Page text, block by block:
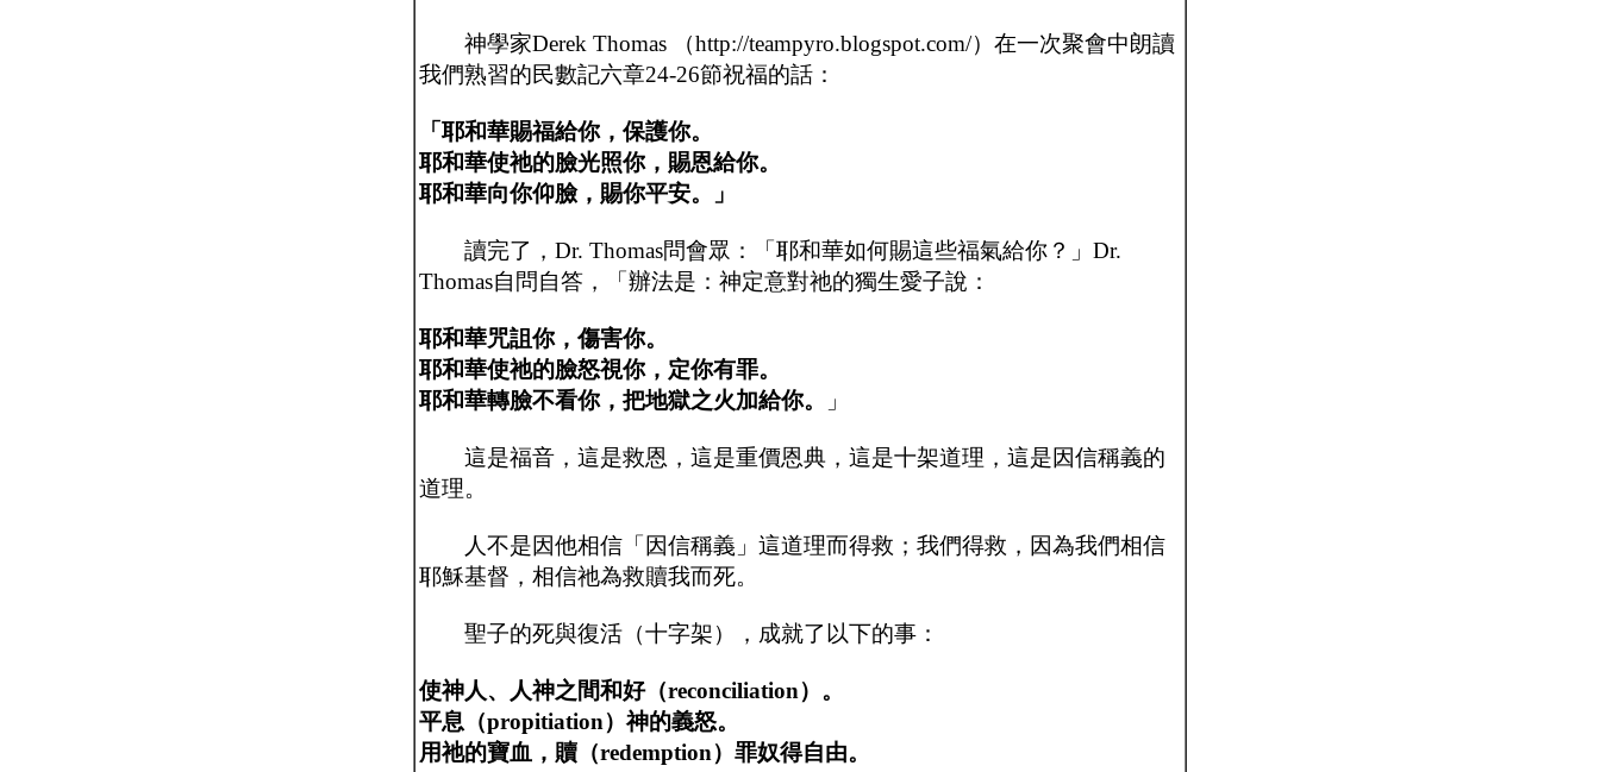
神學家Derek Thomas （http://teampyro.blogspot.com/）在一次聚會中朗讀
我們熟習的民數記六章24-26節祝福的話：
「耶和華賜福給你，保護你。
耶和華使祂的臉光照你，賜恩給你。
耶和華向你仰臉，賜你平安。」
讀完了，Dr. Thomas問會眾：「耶和華如何賜這些福氣給你？」Dr.
Thomas自問自答，「辦法是：神定意對祂的獨生愛子說：
耶和華咒詛你，傷害你。
耶和華使祂的臉怒視你，定你有罪。
耶和華轉臉不看你，把地獄之火加給你。
」
這是福音，這是救恩，這是重價恩典，這是十架道理，這是因信稱義的
道理。
人不是因他相信「因信稱義」這道理而得救；我們得救，因為我們相信
耶穌基督，相信祂為救贖我而死。
聖子的死與復活（十字架），成就了以下的事：
使神人、人神之間和好（reconciliation）。
平息（propitiation）神的義怒。
用祂的寶血，贖（redemption）罪奴得自由。